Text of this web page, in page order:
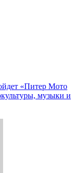
«Питер Мото
музыки и